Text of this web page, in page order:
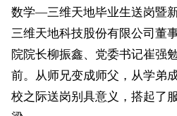
数学—三维天地毕业生送岗暨
三维天地科技股份有限公司董
院院长柳振鑫、党委书记崔强
前。从师兄变成师父，从学弟
校之际送岗别具意义，搭起了